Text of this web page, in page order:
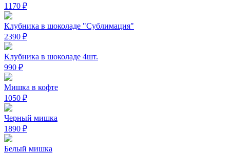
1170 ₽
Клубника в шоколаде "Сублимация"
2390 ₽
Клубника в шоколаде 4шт.
990 ₽
Мишка в кофте
1050 ₽
Черный мишка
1890 ₽
Белый мишка